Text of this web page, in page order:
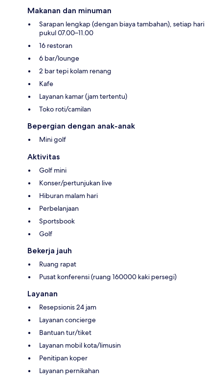
Makanan dan minuman
Sarapan lengkap (dengan biaya tambahan), setiap hari
pukul 07.00–11.00
16 restoran
6 bar/lounge
2 bar tepi kolam renang
Kafe
Layanan kamar (jam tertentu)
Toko roti/camilan
Bepergian dengan anak-anak
Mini golf
Aktivitas
Golf mini
Konser/pertunjukan live
Hiburan malam hari
Perbelanjaan
Sportsbook
Golf
Bekerja jauh
Ruang rapat
Pusat konferensi (ruang 160000 kaki persegi)
Layanan
Resepsionis 24 jam
Layanan concierge
Bantuan tur/tiket
Layanan mobil kota/limusin
Penitipan koper
Layanan pernikahan